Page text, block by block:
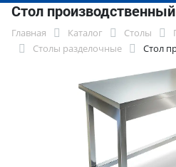
Стол
Главная Каталог Столы
Столы разделочные
Стол